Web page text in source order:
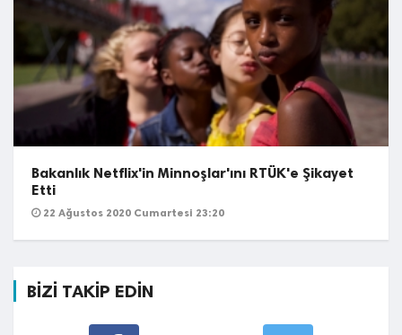
Bakanlık Netflix'in Minnoşlar'ını RTÜK'e Şikayet
Etti
22 Ağustos 2020 Cumartesi 23:20
BİZİ TAKİP EDİN